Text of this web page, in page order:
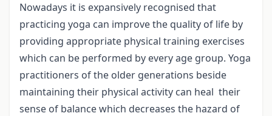
Nowadays it is expansively recognised that
practicing yoga can improve the quality of life by
providing appropriate physical training exercises
which can be performed by every age group. Yoga
practitioners of the older generations beside
maintaining their physical activity can heal their
sense of balance which decreases the hazard of